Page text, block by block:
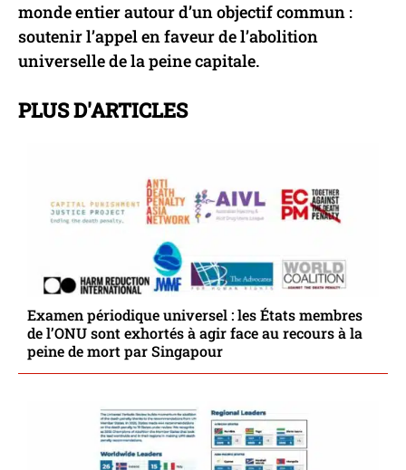
monde entier autour d’un objectif commun :
soutenir l’appel en faveur de l’abolition
universelle de la peine capitale.
PLUS D'ARTICLES
Examen périodique universel : les États membres
de l’ONU sont exhortés à agir face au recours à la
peine de mort par Singapour